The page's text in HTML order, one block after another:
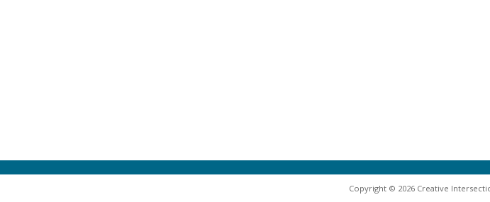
Copyright © 2026 Creative